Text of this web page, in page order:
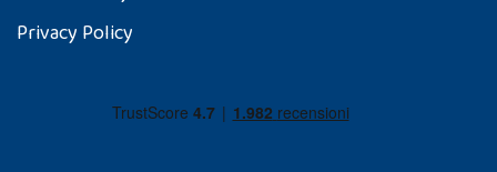
Privacy Policy